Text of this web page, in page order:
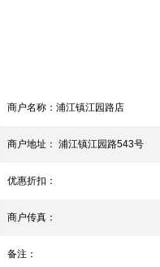
商户名称： 浦江镇江园路店
商户地址： 浦江镇江园路543号
优惠折扣：
商户传真：
备注：